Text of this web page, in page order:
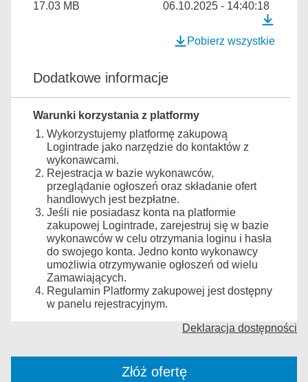
17.03 MB
06.10.2025 - 14:40:18
Pobierz wszystkie
Dodatkowe informacje
Warunki korzystania z platformy
Wykorzystujemy platformę zakupową
Logintrade jako narzędzie do kontaktów z
wykonawcami.
Rejestracja w bazie wykonawców,
przeglądanie ogłoszeń oraz składanie ofert
handlowych jest bezpłatne.
Jeśli nie posiadasz konta na platformie
zakupowej Logintrade, zarejestruj się w bazie
wykonawców w celu otrzymania loginu i hasła
do swojego konta. Jedno konto wykonawcy
umożliwia otrzymywanie ogłoszeń od wielu
Zamawiających.
Regulamin Platformy zakupowej jest dostępny
w panelu rejestracyjnym.
Deklaracja dostępności
Złóż ofertę